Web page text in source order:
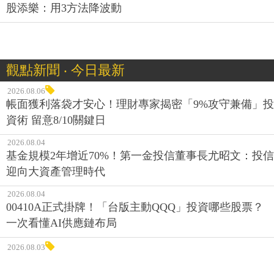
股添樂：用3方法降波動
觀點新聞 ‧ 今日最新
2026.08.06
帳面獲利落袋才安心！理財專家揭密「9%攻守兼備」投
資術 留意8/10關鍵日
2026.08.04
基金規模2年增近70%！第一金投信董事長尤昭文：投信
迎向大資產管理時代
2026.08.04
00410A正式掛牌！「台版主動QQQ」投資哪些股票？
一次看懂AI供應鏈布局
2026.08.03